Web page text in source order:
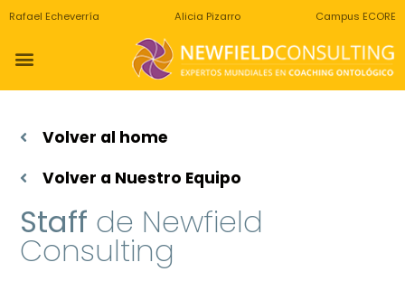
Rafael Echeverría Alicia Pizarro Campus ECORE
Volver al home
Volver a Nuestro Equipo
Staff de Newfield
Consulting